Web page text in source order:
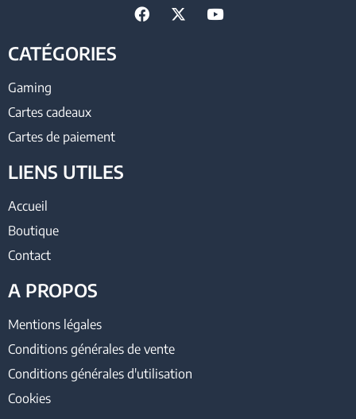
CATÉGORIES
Gaming
Cartes cadeaux
Cartes de paiement
LIENS UTILES
Accueil
Boutique
Contact
A PROPOS
Mentions légales
Conditions générales de vente
Conditions générales d'utilisation
Cookies